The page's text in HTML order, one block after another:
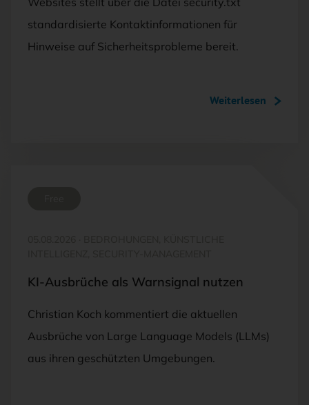
standardisierte Kontaktinformationen für
Hinweise auf Sicherheitsprobleme bereit.
Weiterlesen
KI-Ausbrüche als Warnsignal nutzen
Christian Koch kommentiert die aktuellen
Ausbrüche von Large Language Models (LLMs)
aus ihren geschützten Umgebungen.